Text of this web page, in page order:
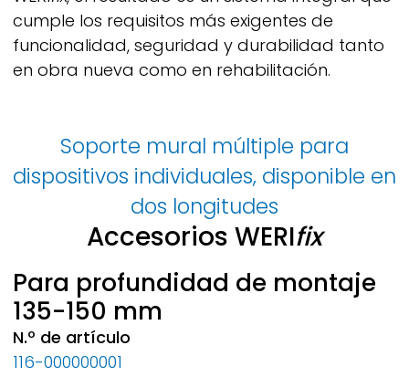
cumple los requisitos más exigentes de
funcionalidad, seguridad y durabilidad tanto
en obra nueva como en rehabilitación.
Soporte mural múltiple para
dispositivos individuales, disponible en
dos longitudes
Accesorios WERIfix
Para profundidad de montaje
135-150 mm
N.º de artículo
116-000000001